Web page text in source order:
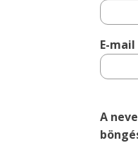
E-
A